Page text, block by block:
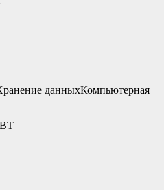
данныхКомпьютерная